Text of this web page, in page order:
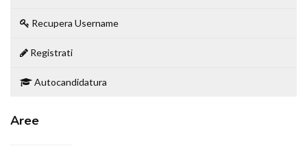
Recupera Username
Registrati
Autocandidatura
Aree